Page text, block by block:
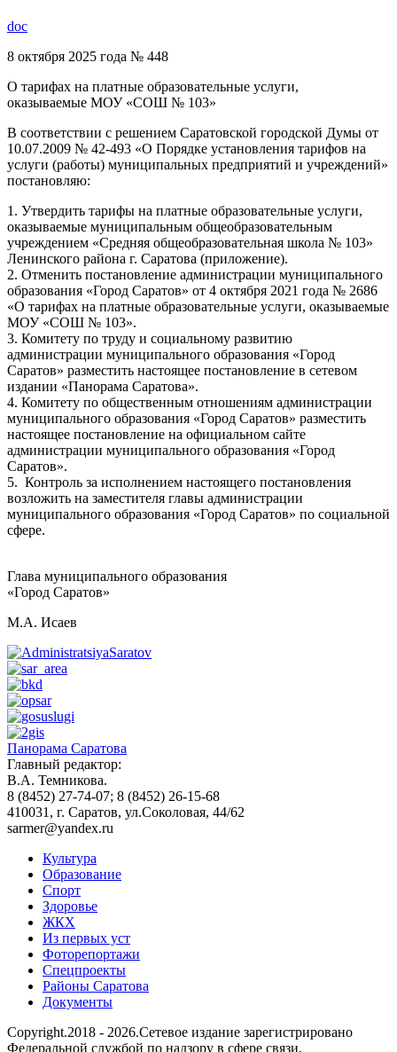
doc
8 октября 2025 года № 448
О тарифах на платные образовательные услуги,
оказываемые МОУ «СОШ № 103»
В соответствии с решением Саратовской городской Думы от
10.07.2009 № 42-493 «О Порядке установления тарифов на
услуги (работы) муниципальных предприятий и учреждений»
постановляю:
1. Утвердить тарифы на платные образовательные услуги,
оказываемые муниципальным общеобразовательным
учреждением «Средняя общеобразовательная школа № 103»
Ленинского района г. Саратова (приложение).
2. Отменить постановление администрации муниципального
образования «Город Саратов» от 4 октября 2021 года № 2686
«О тарифах на платные образовательные услуги, оказываемые
МОУ «СОШ № 103».
3. Комитету по труду и социальному развитию
администрации муниципального образования «Город
Саратов» разместить настоящее постановление в сетевом
издании «Панорама Саратова».
4. Комитету по общественным отношениям администрации
муниципального образования «Город Саратов» разместить
настоящее постановление на официальном сайте
администрации муниципального образования «Город
Саратов».
5. Контроль за исполнением настоящего постановления
возложить на заместителя главы администрации
муниципального образования «Город Саратов» по социальной
сфере.
Глава муниципального образования
«Город Саратов»
М.А. Исаев
Панорама Саратова
Главный редактор:
В.А. Темникова.
8 (8452) 27-74-07; 8 (8452) 26-15-68
410031, г. Саратов, ул.Соколовая, 44/62
sarmer@yandex.ru
Культура
Образование
Спорт
Здоровье
ЖКХ
Из пеpвых уст
Фоторепортажи
Спецпроекты
Районы Саратова
Документы
Copyright.2018 - 2026.Сетевое издание зарегистрировано
Федеральной службой по надзору в сфере связи,